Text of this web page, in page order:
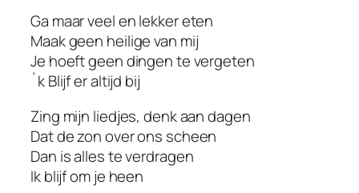
Ga maar veel en lekker eten
Maak geen heilige van mij
Je hoeft geen dingen te vergeten
`k Blijf er altijd bij
Zing mijn liedjes, denk aan dagen
Dat de zon over ons scheen
Dan is alles te verdragen
Ik blijf om je heen